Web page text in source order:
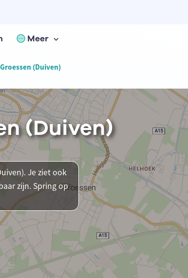
Meer
(Duiven)
(Duiven)
Je ziet ook
zijn. Spring op